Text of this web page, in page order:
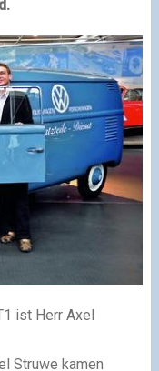
ist Herr Axel
Struwe kamen